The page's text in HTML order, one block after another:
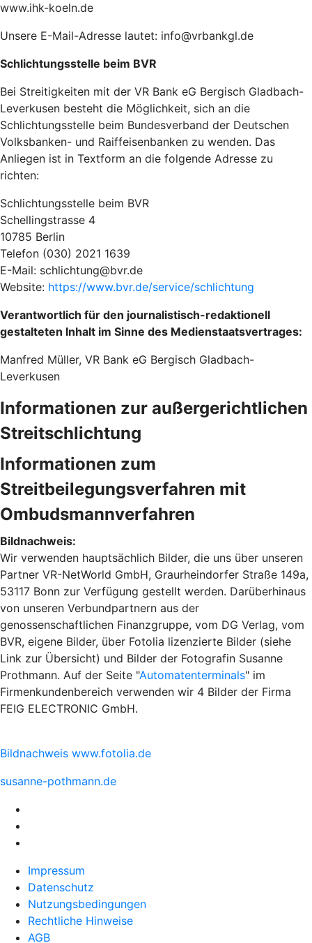
www.ihk-koeln.de
Unsere E-Mail-Adresse lautet: info@vrbankgl.de
Schlichtungsstelle beim BVR
Bei Streitigkeiten mit der VR Bank eG Bergisch Gladbach-
Leverkusen besteht die Möglichkeit, sich an die
Schlichtungsstelle beim Bundesverband der Deutschen
Volksbanken- und Raiffeisenbanken zu wenden. Das
Anliegen ist in Textform an die folgende Adresse zu
richten:
Schlichtungsstelle beim BVR
Schellingstrasse 4
10785 Berlin
Telefon (030) 2021 1639
E-Mail: schlichtung@bvr.de
Website: https://www.bvr.de/service/schlichtung
Verantwortlich für den journalistisch-redaktionell
gestalteten Inhalt im Sinne des Medienstaatsvertrages:
Manfred Müller, VR Bank eG Bergisch Gladbach-
Leverkusen
Informationen zur außergerichtlichen
Streitschlichtung
Informationen zum
Streitbeilegungsverfahren mit
Ombudsmannverfahren
Bildnachweis:
Wir verwenden hauptsächlich Bilder, die uns über unseren
Partner VR-NetWorld GmbH, Graurheindorfer Straße 149a,
53117 Bonn zur Verfügung gestellt werden. Darüberhinaus
von unseren Verbundpartnern aus der
genossenschaftlichen Finanzgruppe, vom DG Verlag, vom
BVR, eigene Bilder, über Fotolia lizenzierte Bilder (siehe
Link zur Übersicht) und Bilder der Fotografin Susanne
Prothmann. Auf der Seite "Automatenterminals" im
Firmenkundenbereich verwenden wir 4 Bilder der Firma
FEIG ELECTRONIC GmbH.
Bildnachweis www.fotolia.de
susanne-pothmann.de
Impressum
Datenschutz
Nutzungsbedingungen
Rechtliche Hinweise
AGB